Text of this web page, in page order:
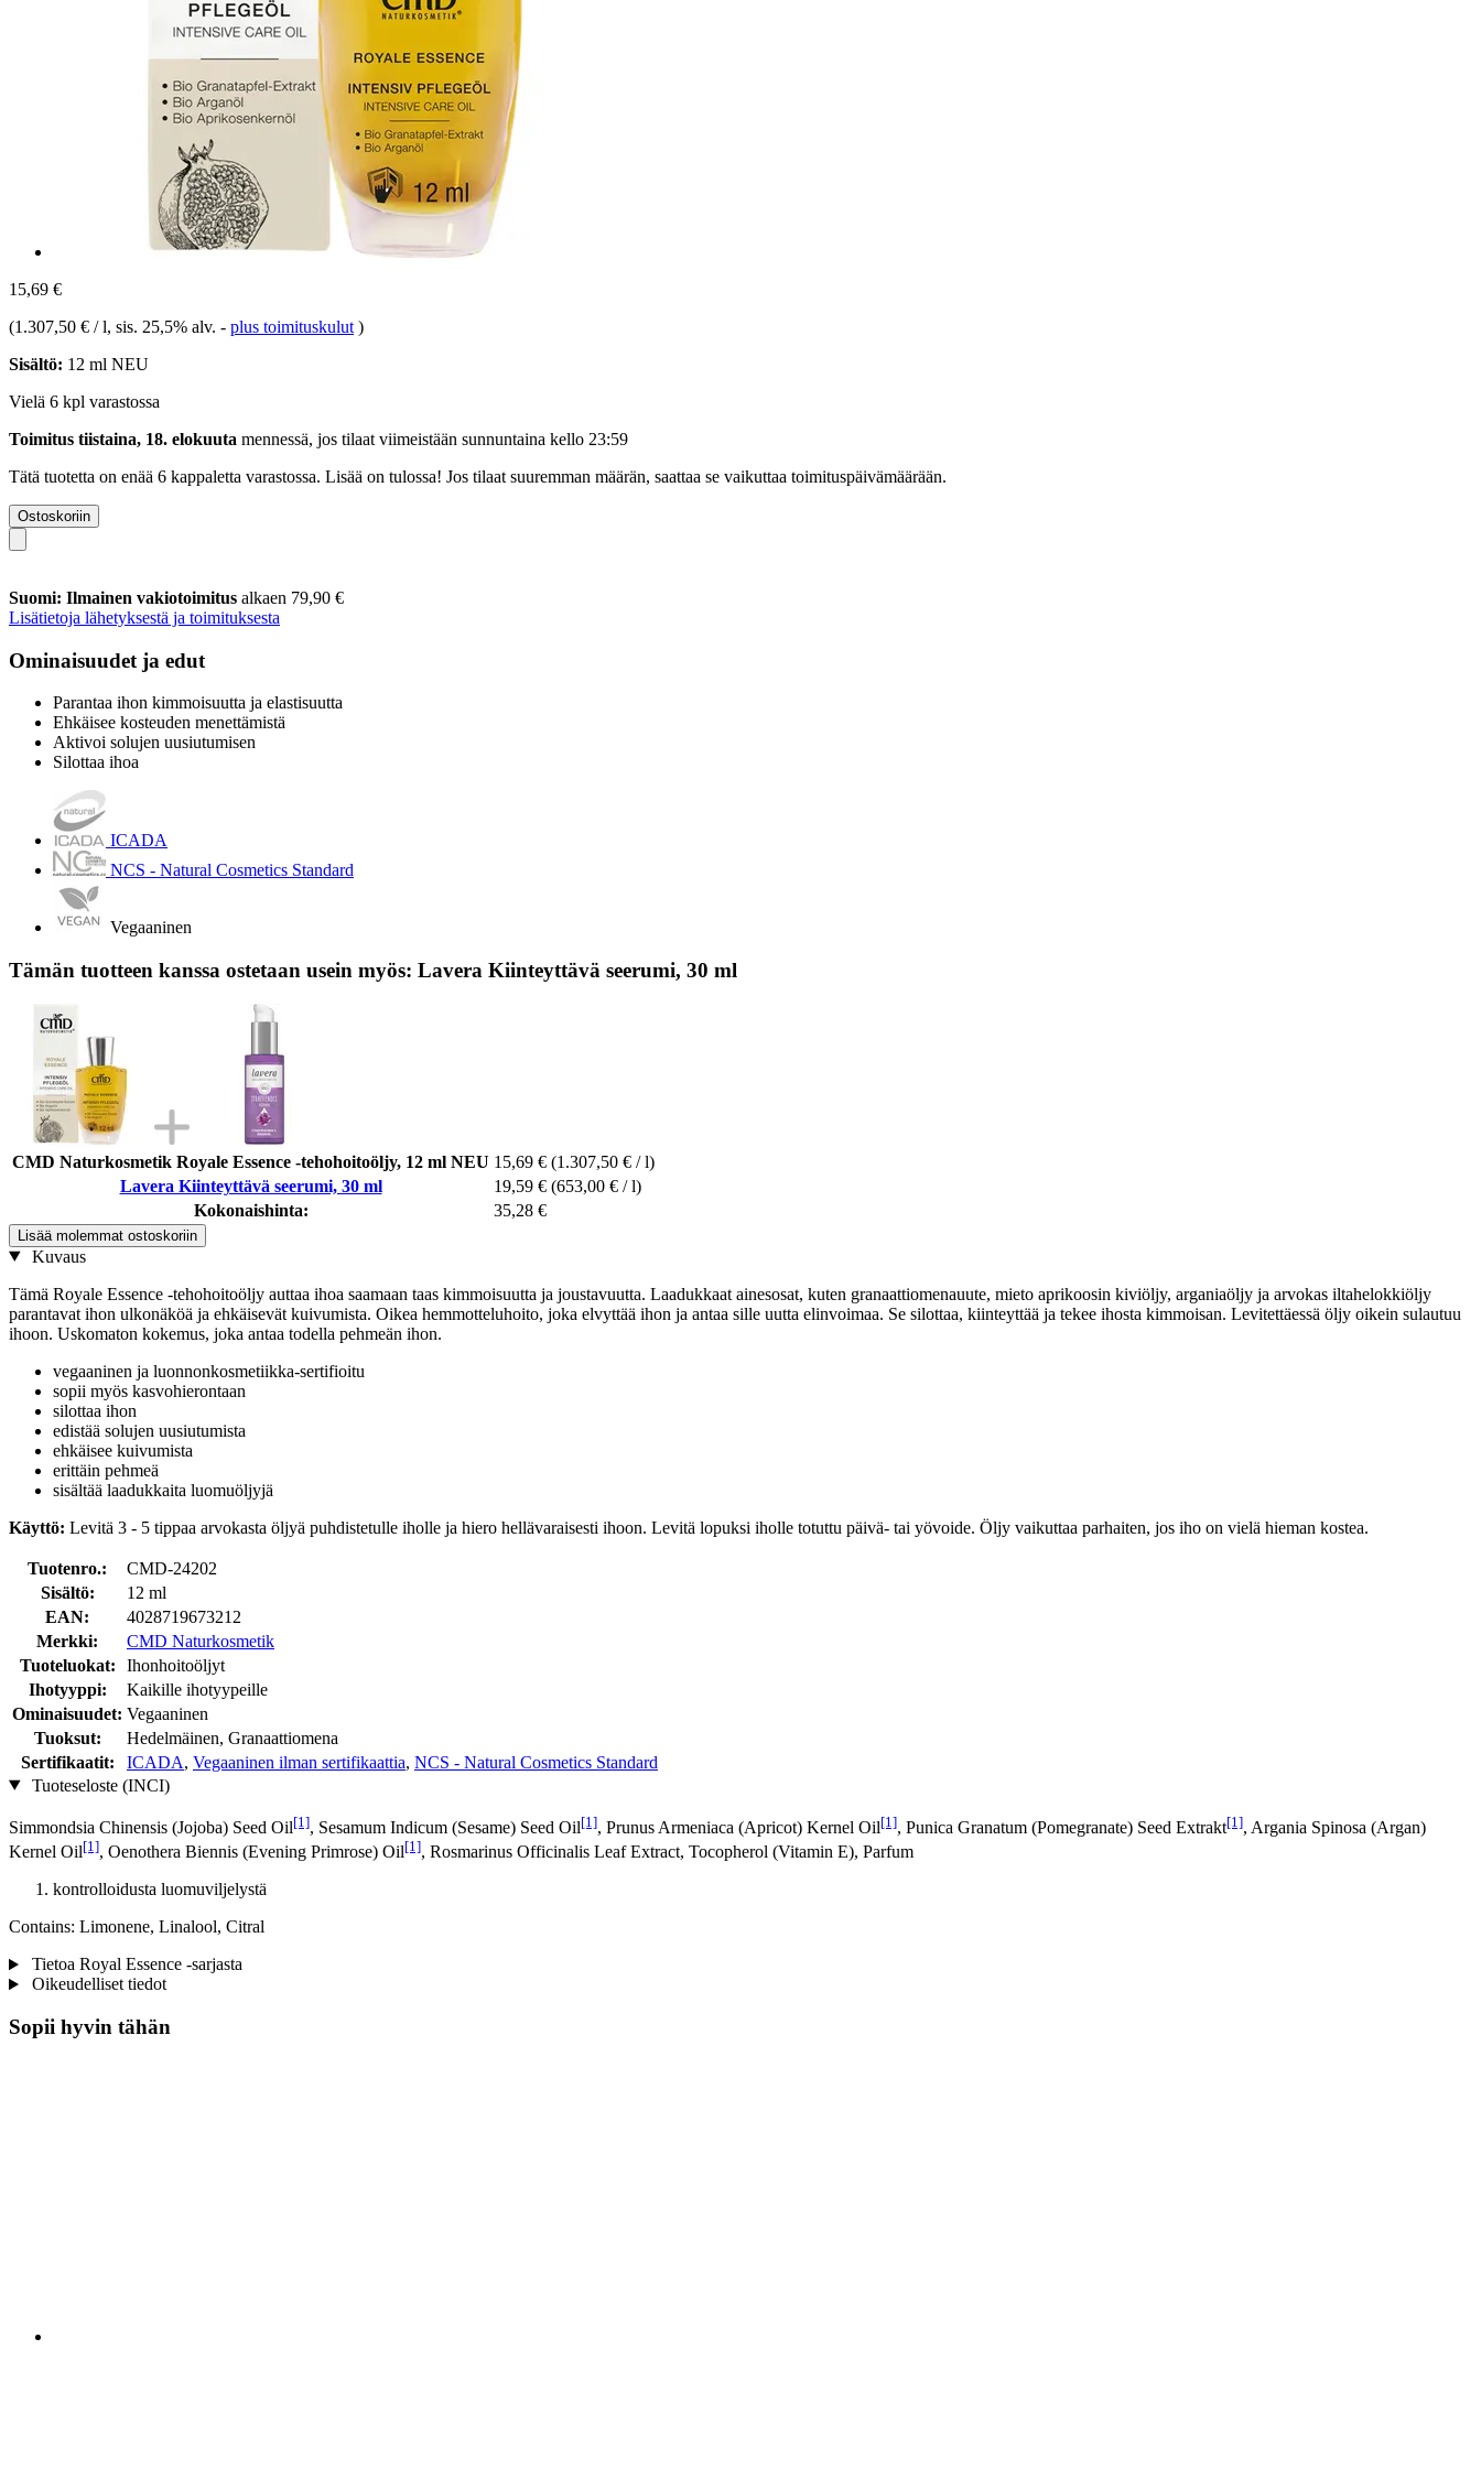
15,69 €
(1.307,50 € / l, sis. 25,5% alv. - plus toimituskulut )
Sisältö: 12 ml NEU
Vielä 6 kpl varastossa
Toimitus tiistaina, 18. elokuuta mennessä, jos tilaat viimeistään sunnuntaina kello 23:59
Tätä tuotetta on enää 6 kappaletta varastossa. Lisää on tulossa! Jos tilaat suuremman määrän, saattaa se vaikuttaa toimituspäivämäärään.
Ostoskoriin
Suomi: Ilmainen vakiotoimitus alkaen 79,90 €
Lisätietoja lähetyksestä ja toimituksesta
Ominaisuudet ja edut
Parantaa ihon kimmoisuutta ja elastisuutta
Ehkäisee kosteuden menettämistä
Aktivoi solujen uusiutumisen
Silottaa ihoa
ICADA
NCS - Natural Cosmetics Standard
Vegaaninen
Tämän tuotteen kanssa ostetaan usein myös: Lavera Kiinteyttävä seerumi, 30 ml
CMD Naturkosmetik Royale Essence -tehohoitoöljy, 12 ml NEU 15,69 € (1.307,50 € / l)
Lavera Kiinteyttävä seerumi, 30 ml
19,59 € (653,00 € / l)
Kokonaishinta:
35,28 €
Lisää molemmat ostoskoriin
Kuvaus
Tämä Royale Essence -tehohoitoöljy auttaa ihoa saamaan taas kimmoisuutta ja joustavuutta. Laadukkaat ainesosat, kuten granaattiomenauute, mieto aprikoosin kiviöljy, arganiaöljy ja arvokas iltahelokkiöljy
parantavat ihon ulkonäköä ja ehkäisevät kuivumista. Oikea hemmotteluhoito, joka elvyttää ihon ja antaa sille uutta elinvoimaa. Se silottaa, kiinteyttää ja tekee ihosta kimmoisan. Levitettäessä öljy oikein sulautuu
ihoon. Uskomaton kokemus, joka antaa todella pehmeän ihon.
vegaaninen ja luonnonkosmetiikka-sertifioitu
sopii myös kasvohierontaan
silottaa ihon
edistää solujen uusiutumista
ehkäisee kuivumista
erittäin pehmeä
sisältää laadukkaita luomuöljyjä
Käyttö: Levitä 3 - 5 tippaa arvokasta öljyä puhdistetulle iholle ja hiero hellävaraisesti ihoon. Levitä lopuksi iholle totuttu päivä- tai yövoide. Öljy vaikuttaa parhaiten, jos iho on vielä hieman kostea.
Tuotenro.:
CMD-24202
Sisältö:
12 ml
EAN:
4028719673212
Merkki:
CMD Naturkosmetik
Tuoteluokat:
Ihonhoitoöljyt
Ihotyyppi:
Kaikille ihotyypeille
Ominaisuudet: Vegaaninen
Tuoksut:
Hedelmäinen, Granaattiomena
Sertifikaatit:
ICADA, Vegaaninen ilman sertifikaattia, NCS - Natural Cosmetics Standard
Tuoteseloste (INCI)
Simmondsia Chinensis (Jojoba) Seed Oil[1], Sesamum Indicum (Sesame) Seed Oil[1], Prunus Armeniaca (Apricot) Kernel Oil[1], Punica Granatum (Pomegranate) Seed Extrakt[1], Argania Spinosa (Argan)
Kernel Oil[1], Oenothera Biennis (Evening Primrose) Oil[1], Rosmarinus Officinalis Leaf Extract, Tocopherol (Vitamin E), Parfum
kontrolloidusta luomuviljelystä
Contains: Limonene, Linalool, Citral
Tietoa Royal Essence -sarjasta
Oikeudelliset tiedot
Sopii hyvin tähän